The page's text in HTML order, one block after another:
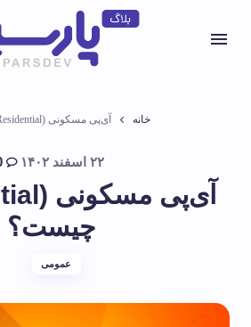
خانه آی‌پی مسکونی (Residential) چیست؟
۲۲ اسفند ۱۴۰۲
چیست؟
عمومی